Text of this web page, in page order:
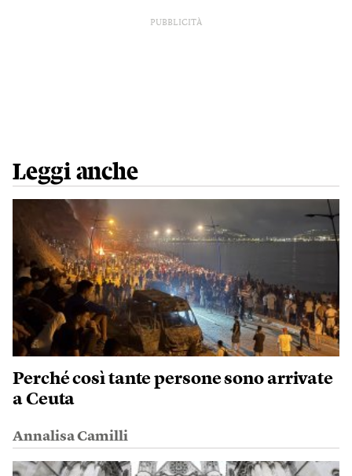
PUBBLICITÀ
Leggi anche
Perché così tante persone sono arrivate
a Ceuta
Annalisa Camilli